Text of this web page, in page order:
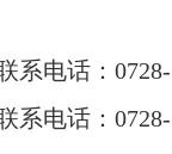
电话：0728-
电话：0728-